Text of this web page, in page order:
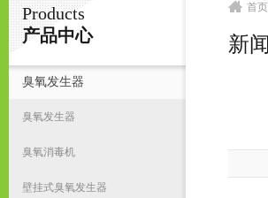
南京皇明臭氧机电设备厂
Products
产品中心
臭氧发生器
臭氧发生器
臭氧消毒机
壁挂式臭氧发生器
首页
新